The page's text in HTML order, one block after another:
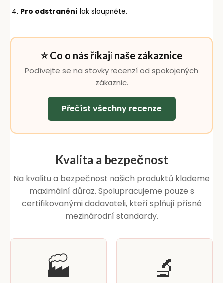
Pro odstranění lak sloupněte.
⭐ Co o nás říkají naše zákaznice
Podívejte se na stovky recenzí od spokojených
zákaznic.
Přečíst všechny recenze
Kvalita a bezpečnost
Na kvalitu a bezpečnost našich produktů klademe
maximální důraz. Spolupracujeme pouze s
certifikovanými dodavateli, kteří splňují přísné
mezinárodní standardy.
🏭 🔬